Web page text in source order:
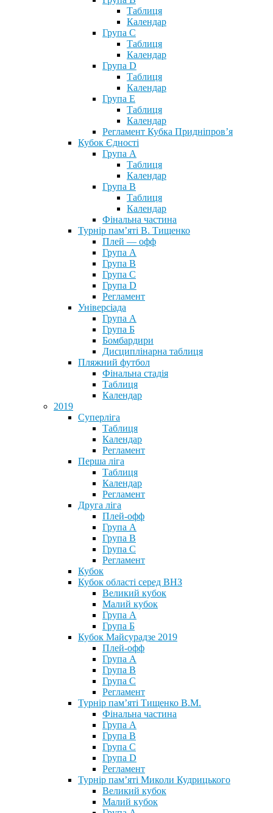
Таблиця
Календар
Група С
Таблиця
Календар
Група D
Таблиця
Календар
Група Е
Таблиця
Календар
Регламент Кубка Придніпров’я
Кубок Єдності
Група А
Таблиця
Календар
Група В
Таблиця
Календар
Фінальна частина
Турнір пам’яті В. Тищенко
Плей — офф
Група А
Група B
Група С
Група D
Регламент
Універсіада
Група А
Група Б
Бомбардири
Дисциплінарна таблиця
Пляжний футбол
Фінальна стадія
Таблиця
Календар
2019
Суперліга
Таблиця
Календар
Регламент
Перша ліга
Таблиця
Календар
Регламент
Друга ліга
Плей-офф
Група А
Група В
Група С
Регламент
Кубок
Кубок області серед ВНЗ
Великий кубок
Малий кубок
Група А
Група Б
Кубок Майсурадзе 2019
Плей-офф
Група А
Група В
Група С
Регламент
Турнір пам’яті Тищенко В.М.
Фінальна частина
Група А
Група В
Група С
Група D
Регламент
Турнір пам’яті Миколи Кудрицького
Великий кубок
Малий кубок